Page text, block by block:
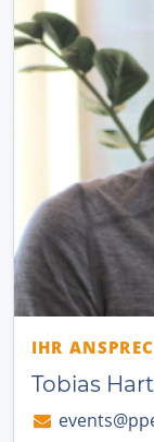
IHR
Tobias